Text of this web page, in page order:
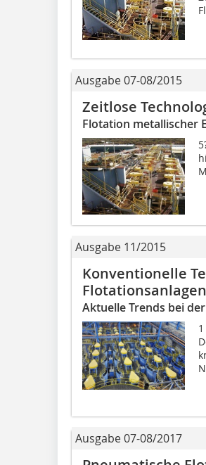
Ausgabe 07-08/2015
Zeitlose
Flotation metallischer
Ausgabe 11/2015
Konventionelle
Aktuelle Trends bei
Ausgabe 07-08/2017